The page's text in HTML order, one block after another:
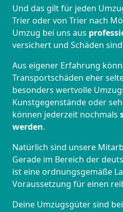
Und das gilt für jeden
Trier oder von Trier nach
Umzug bei uns aus
versichert und Schäden
Aus eigener Erfahrung
Transportschäden eher
besonders wertvolle
Kunstgegenstände oder
können jederzeit nochmals
werden.
Natürlich sind unsere
Gerade im Bereich der
ist eine ordnungsgemäße
Voraussetzung für einen
Deine Umzugsgüter sind bei